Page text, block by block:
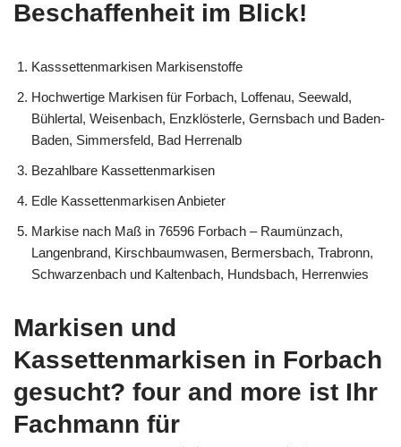
Beschaffenheit im Blick!
Kasssettenmarkisen Markisenstoffe
Hochwertige Markisen für Forbach, Loffenau, Seewald,
Bühlertal, Weisenbach, Enzklösterle, Gernsbach und Baden-
Baden, Simmersfeld, Bad Herrenalb
Bezahlbare Kassettenmarkisen
Edle Kassettenmarkisen Anbieter
Markise nach Maß in 76596 Forbach – Raumünzach,
Langenbrand, Kirschbaumwasen, Bermersbach, Trabronn,
Schwarzenbach und Kaltenbach, Hundsbach, Herrenwies
Markisen und
Kassettenmarkisen in Forbach
gesucht? four and more ist Ihr
Fachmann für